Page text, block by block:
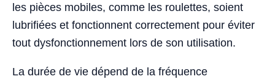
les pièces mobiles, comme les roulettes, soient
lubrifiées et fonctionnent correctement pour éviter
tout dysfonctionnement lors de son utilisation.
La durée de vie dépend de la fréquence